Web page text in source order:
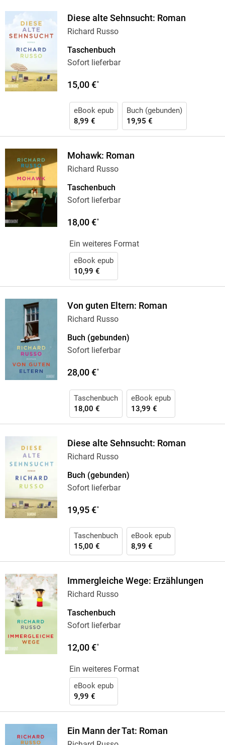
Diese alte Sehnsucht: Roman
Richard Russo
Taschenbuch
Sofort lieferbar
15,00 €*
eBook epub
8,99 €
Buch (gebunden)
19,95 €
Mohawk: Roman
Richard Russo
Taschenbuch
Sofort lieferbar
18,00 €*
Ein weiteres Format
eBook epub
10,99 €
Von guten Eltern: Roman
Richard Russo
Buch (gebunden)
Sofort lieferbar
28,00 €*
Taschenbuch
18,00 €
eBook epub
13,99 €
Diese alte Sehnsucht: Roman
Richard Russo
Buch (gebunden)
Sofort lieferbar
19,95 €*
Taschenbuch
15,00 €
eBook epub
8,99 €
Immergleiche Wege: Erzählungen
Richard Russo
Taschenbuch
Sofort lieferbar
12,00 €*
Ein weiteres Format
eBook epub
9,99 €
Ein Mann der Tat: Roman